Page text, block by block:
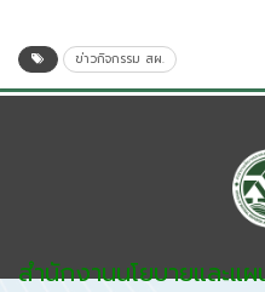
ข่าวกิจกรรม สผ.
สำนักงานนโยบายและแ